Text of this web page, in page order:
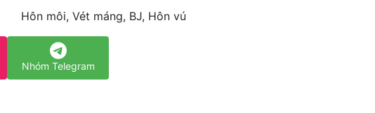
Hôn môi, Vét máng, BJ, Hôn vú
Nhóm Telegram